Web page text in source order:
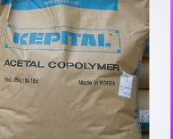
的性能差异
的粘接性和自愈能力，特
这类材料需要保持特定施